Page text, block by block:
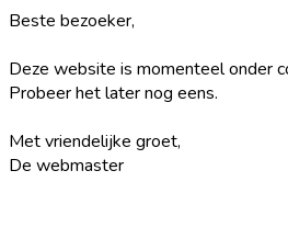
Beste bezoeker,
Deze website is momenteel onder
Probeer het later nog eens.
Met vriendelijke groet,
De webmaster